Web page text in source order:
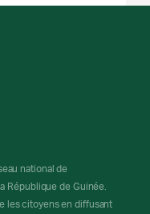
national de
République de Guinée.
les citoyens en diffusant